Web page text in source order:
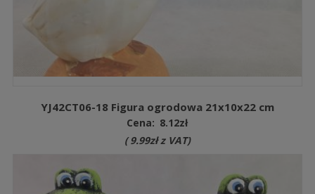
YJ42CT06-18 Figura ogrodowa 21x10x22 cm
Cena: 8.12zł
( 9.99złz VAT)